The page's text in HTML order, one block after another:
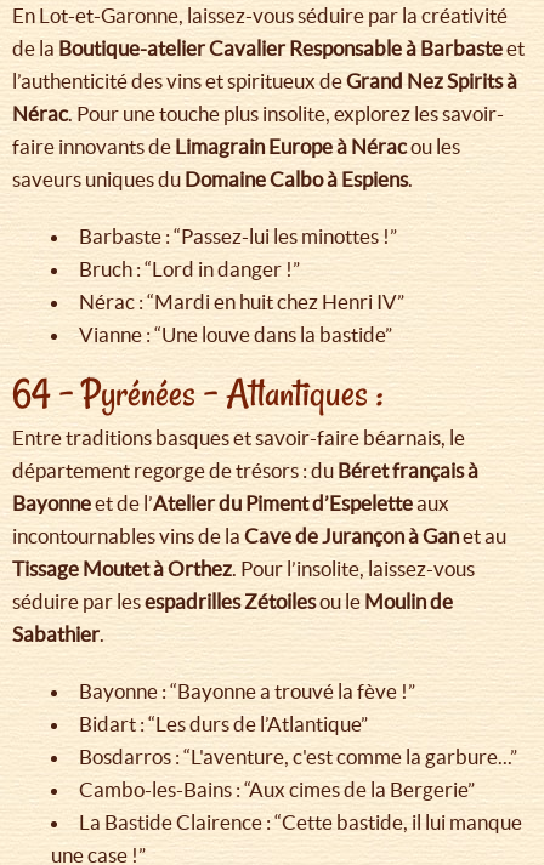
En Lot-et-Garonne, laissez-vous séduire par la créativité
de la Boutique-atelier Cavalier Responsable à Barbasteet
l’authenticité des vins et spiritueux deGrand Nez Spirits à
Nérac. Pour une touche plus insolite, explorez les savoir-
faire innovants de Limagrain Europe à Néracou les
saveurs uniques du Domaine Calbo à Espiens.
Barbaste : “Passez-lui les minottes !”
Bruch : “Lord in danger !”
Nérac : “Mardi en huit chez Henri IV”
Vianne : “Une louve dans la bastide”
64 - Pyrénées - Atlantiques :
Entre traditions basques et savoir-faire béarnais, le
département regorge de trésors : du Béret français à
Bayonneet de l’Atelier du Piment d’Espeletteaux
incontournables vins de la Cave de Jurançon à Ganet au
Tissage Moutet à Orthez . Pour l’insolite, laissez-vous
séduire par lesespadrilles Zétoilesou le Moulin de
Sabathier.
Bayonne : “Bayonne a trouvé la fève !”
Bidart : “Les durs de l’Atlantique”
Bosdarros : “L'aventure, c'est comme la garbure...”
Cambo-les-Bains : “Aux cimes de la Bergerie”
La Bastide Clairence : “Cette bastide, il lui manque
une case !”